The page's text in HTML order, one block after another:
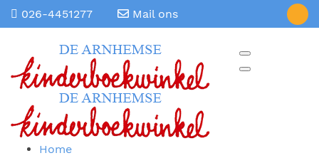
026-4451277 Mail ons
Home